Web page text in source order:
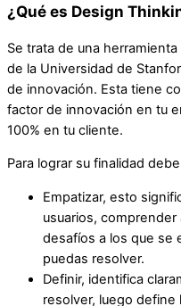
¿Qué es Design
Se trata de una
de la Universidad de
de innovación. Esta tiene
factor de innovación en tu
100% en tu cliente.
Para lograr su finalidad
Empatizar, esto
usuarios,
desafíos a los que se
puedas resolver.
Definir, identifica
resolver, luego